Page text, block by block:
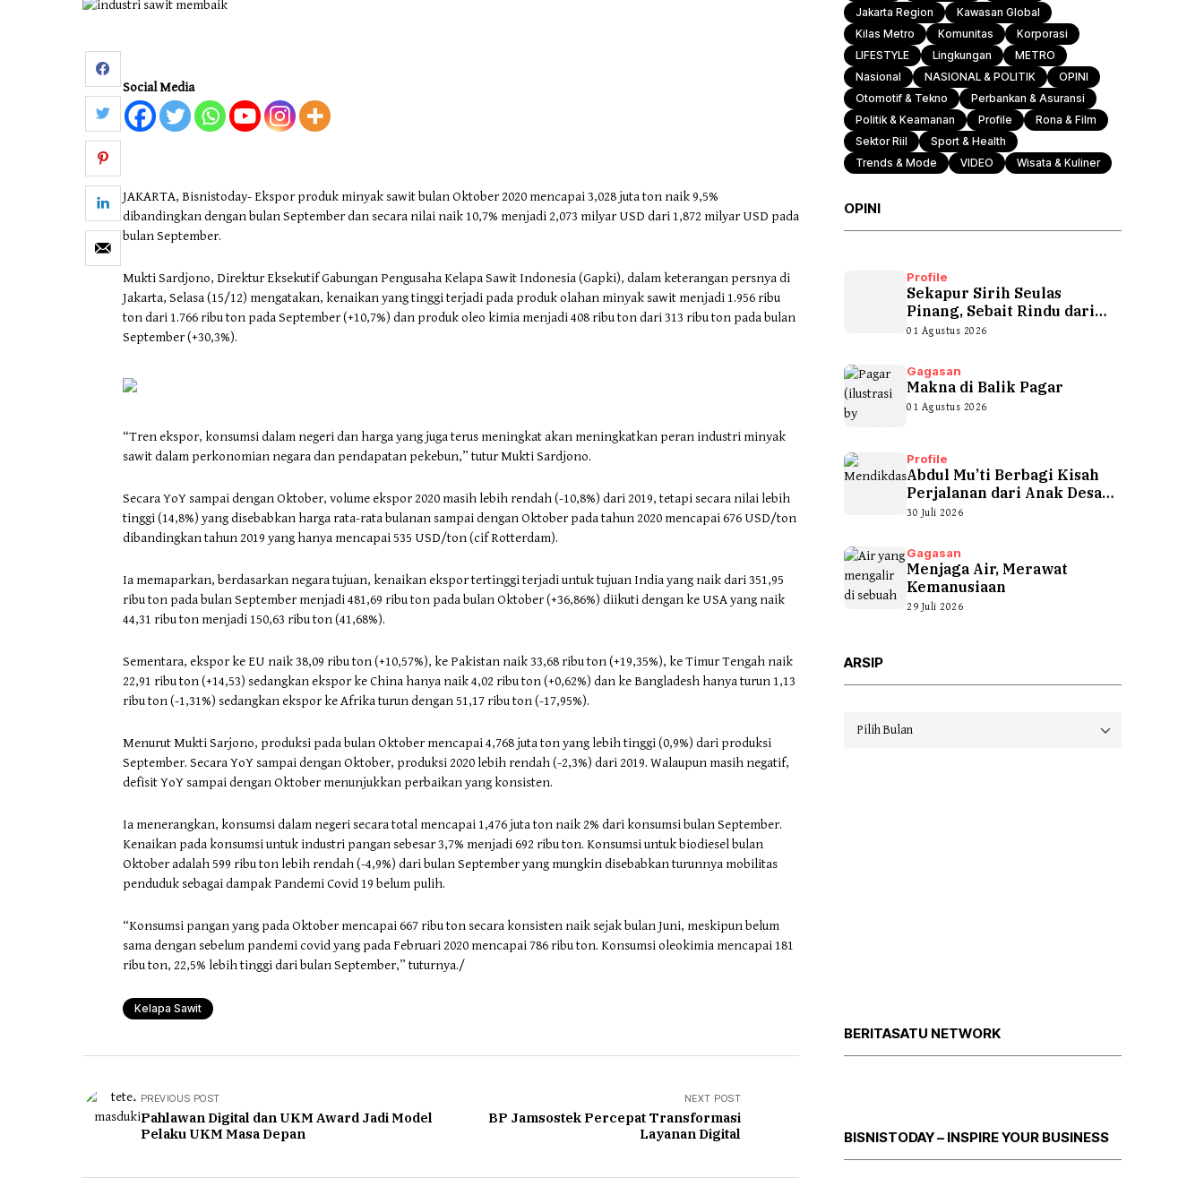
Social Media
JAKARTA, Bisnistoday- Ekspor produk minyak sawit bulan Oktober 2020 mencapai 3,028 juta ton naik 9,5%
dibandingkan dengan bulan September dan secara nilai naik 10,7% menjadi 2,073 milyar USD dari 1,872 milyar USD pada
bulan September.
Mukti Sardjono, Direktur Eksekutif Gabungan Pengusaha Kelapa Sawit Indonesia (Gapki), dalam keterangan persnya di
Jakarta, Selasa (15/12) mengatakan, kenaikan yang tinggi terjadi pada produk olahan minyak sawit menjadi 1.956 ribu
ton dari 1.766 ribu ton pada September (+10,7%) dan produk oleo kimia menjadi 408 ribu ton dari 313 ribu ton pada bulan
September (+30,3%).
“Tren ekspor, konsumsi dalam negeri dan harga yang juga terus meningkat akan meningkatkan peran industri minyak
sawit dalam perkonomian negara dan pendapatan pekebun,” tutur Mukti Sardjono.
Secara YoY sampai dengan Oktober, volume ekspor 2020 masih lebih rendah (-10,8%) dari 2019, tetapi secara nilai lebih
tinggi (14,8%) yang disebabkan harga rata-rata bulanan sampai dengan Oktober pada tahun 2020 mencapai 676 USD/ton
dibandingkan tahun 2019 yang hanya mencapai 535 USD/ton (cif Rotterdam).
Ia memaparkan, berdasarkan negara tujuan, kenaikan ekspor tertinggi terjadi untuk tujuan India yang naik dari 351,95
ribu ton pada bulan September menjadi 481,69 ribu ton pada bulan Oktober (+36,86%) diikuti dengan ke USA yang naik
44,31 ribu ton menjadi 150,63 ribu ton (41,68%).
Sementara, ekspor ke EU naik 38,09 ribu ton (+10,57%), ke Pakistan naik 33,68 ribu ton (+19,35%), ke Timur Tengah naik
22,91 ribu ton (+14,53) sedangkan ekspor ke China hanya naik 4,02 ribu ton (+0,62%) dan ke Bangladesh hanya turun 1,13
ribu ton (-1,31%) sedangkan ekspor ke Afrika turun dengan 51,17 ribu ton (-17,95%).
Menurut Mukti Sarjono, produksi pada bulan Oktober mencapai 4,768 juta ton yang lebih tinggi (0,9%) dari produksi
September. Secara YoY sampai dengan Oktober, produksi 2020 lebih rendah (-2,3%) dari 2019. Walaupun masih negatif,
defisit YoY sampai dengan Oktober menunjukkan perbaikan yang konsisten.
Ia menerangkan, konsumsi dalam negeri secara total mencapai 1,476 juta ton naik 2% dari konsumsi bulan September.
Kenaikan pada konsumsi untuk industri pangan sebesar 3,7% menjadi 692 ribu ton. Konsumsi untuk biodiesel bulan
Oktober adalah 599 ribu ton lebih rendah (-4,9%) dari bulan September yang mungkin disebabkan turunnya mobilitas
penduduk sebagai dampak Pandemi Covid 19 belum pulih.
“Konsumsi pangan yang pada Oktober mencapai 667 ribu ton secara konsisten naik sejak bulan Juni, meskipun belum
sama dengan sebelum pandemi covid yang pada Februari 2020 mencapai 786 ribu ton. Konsumsi oleokimia mencapai 181
ribu ton, 22,5% lebih tinggi dari bulan September,” tuturnya./
Kelapa Sawit
PREVIOUS POST
Pahlawan Digital dan UKM Award Jadi Model
Pelaku UKM Masa Depan
NEXT POST
BP Jamsostek Percepat Transformasi
Layanan Digital
Jakarta Region
Kawasan Global
Kilas Metro
Komunitas
Korporasi
LIFESTYLE
Lingkungan
METRO
Nasional
NASIONAL & POLITIK
OPINI
Otomotif & Tekno
Perbankan & Asuransi
Politik & Keamanan
Profile
Rona & Film
Sektor Riil
Sport & Health
Trends & Mode
VIDEO Wisata & Kuliner
OPINI
Profile
Sekapur Sirih Seulas
Pinang, Sebait Rindu dari
Tepian Teluk
01 Agustus 2026
Gagasan
Makna di Balik Pagar
01 Agustus 2026
Profile
Abdul Mu’ti Berbagi Kisah
Perjalanan dari Anak Desa
hingga...
30 Juli 2026
Gagasan
Menjaga Air, Merawat
Kemanusiaan
29 Juli 2026
ARSIP
Arsip
BERITASATU NETWORK
BISNISTODAY – INSPIRE YOUR BUSINESS